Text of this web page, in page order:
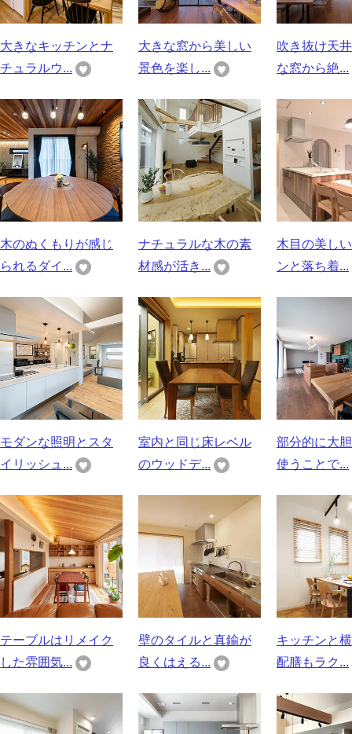
大きなキッチンとナ
チュラルウ...
大きな窓から美しい
景色を楽し...
吹き抜け天
な窓から絶...
木のぬくもりが感じ
られるダイ...
ナチュラルな木の素
材感が活き...
木目の美し
ンと落ち着...
モダンな照明とスタ
イリッシュ...
室内と同じ床レベル
のウッドデ...
部分的に大
使うことで...
テーブルはリメイク
した雰囲気...
壁のタイルと真鍮が
良くはえる...
キッチンと
配膳もラク...